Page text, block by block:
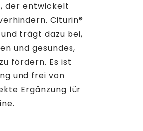
der entwickelt
Citurin®
trägt dazu bei,
und gesundes,
fördern. Es ist
und frei von
Ergänzung für